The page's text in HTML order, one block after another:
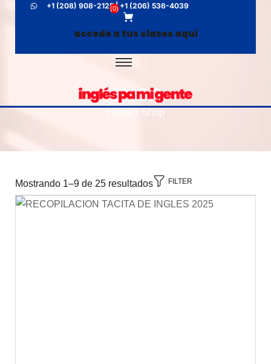
+1 (208) 908-2125 | +1 (206) 536-4039
(0)
accede a tus clases aquí
SHOP
Shop
FILTER
Mostrando 1–9 de 25 resultados